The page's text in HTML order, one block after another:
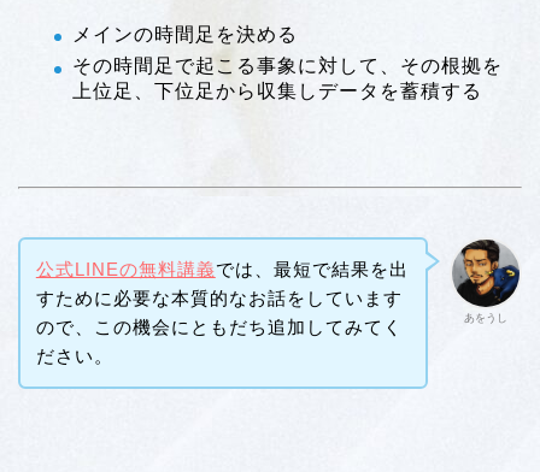
メインの時間足を決める
その時間足で起こる事象に対して、その根拠を
上位足、下位足から収集しデータを蓄積する
あをうし
公式LINEの無料講義では、最短で結果を出
すために必要な本質的なお話をしています
ので、この機会にともだち追加してみてく
ださい。